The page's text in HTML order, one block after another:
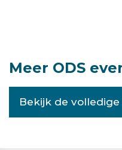
Meer ODS
Bekijk de volledige